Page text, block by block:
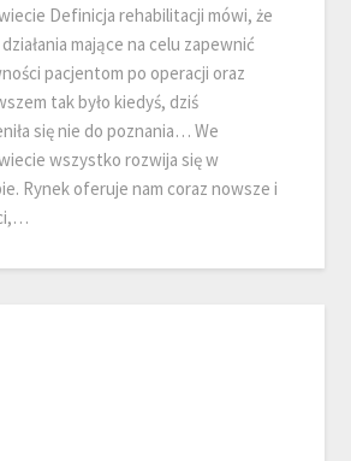
Definicja rehabilitacji mówi, że
mające na celu zapewnić
pacjentom po operacji oraz
tak było kiedyś, dziś
się nie do poznania… We
wszystko rozwija się w
Rynek oferuje nam coraz nowsze i